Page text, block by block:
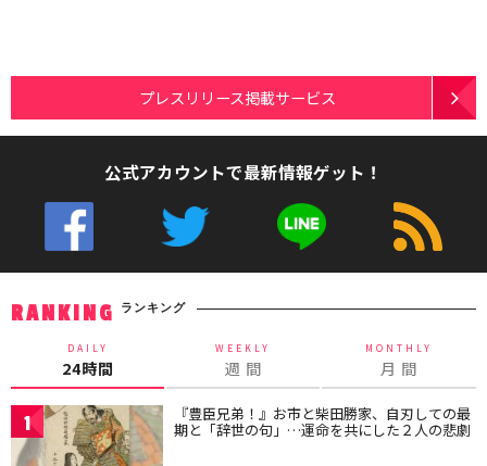
プレスリリース掲載サービス
公式アカウントで最新情報ゲット！
RANKING ランキング
DAILY
24時間
WEEKLY
週 間
MONTHLY
月 間
1 『豊臣兄弟！』お市と柴田勝家、自刃しての最
期と「辞世の句」…運命を共にした２人の悲劇